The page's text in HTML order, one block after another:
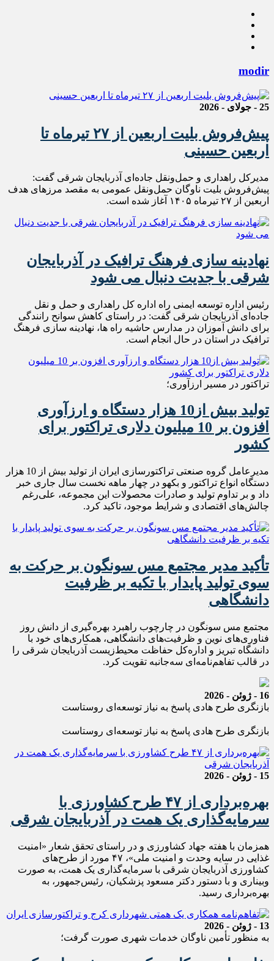
modir
25 - جولای - 2026
پیش‌فروش بلیت اربعین از ۲۷ تیرماه تا
اربعین حسینی
مدیرکل راهداری و حمل‌ونقل جاده‌ای آذربایجان شرقی گفت:
پیش‌فروش بلیت ناوگان حمل‌ونقل عمومی به مقصد مرزهای هدف
اربعین از ۲۷ تیرماه ۱۴۰۵ آغاز شده است.
نهادینه سازی فرهنگ ترافیک در آذربایجان
شرقی با جدیت دنبال می شود
رئیس اداره توسعه ایمنی راه اداره کل راهداری و حمل و نقل
جاده‌ای آذربایجان شرقی گفت: در راستای کاهش سوانح رانندگی
برای دانش آموزان در مدارس حاشیه راه ها، نهادینه سازی فرهنگ
ترافیک در استان در حال انجام است.
تراکتور در مسیر ارزآوری؛
تولید بیش از10 هزار دستگاه و ارزآوری
افزون بر 10 میلیون دلاری تراکتور برای
کشور
مدیرعامل گروه صنعتی تراکتورسازی ایران از تولید بیش از 10 هزار
دستگاه انواع تراکتور و بکهو در چهار ماهه نخست سال جاری خبر
داد و بر تداوم تولید و صادرات محصولات این مجموعه، علی‌رغم
چالش‌های اقتصادی و شرایط موجود، تاکید کرد.
تأکید مدیر مجتمع مس سونگون بر حرکت به
سوی تولید پایدار با تکیه بر ظرفیت
دانشگاهی
مجتمع مس سونگون در چارچوب راهبرد بهره‌گیری از دانش روز
فناوری‌های نوین و ظرفیت‌های دانشگاهی، همکاری‌های خود با
دانشگاه تبریز و اداره‌کل حفاظت محیط‌زیست آذربایجان شرقی را
در قالب تفاهم‌نامه‌ای سه‌جانبه تقویت کرد.
16 - ژوئن - 2026
بازنگری طرح‌ هادی پاسخ به نیاز توسعه‌ای روستاست
بازنگری طرح‌ هادی پاسخ به نیاز توسعه‌ای روستاست
15 - ژوئن - 2026
بهره‌برداری از ۴۷ طرح کشاورزی با
سرمایه‌گذاری یک همت در آذربایجان شرقی
همزمان با هفته جهاد کشاورزی و در راستای تحقق شعار «امنیت
غذایی در سایه وحدت و امنیت ملی»، ۴۷ مورد از طرح‌های
کشاورزی آذربایجان شرقی با سرمایه‌گذاری یک همت، به صورت
وبیناری و با دستور دکتر مسعود پزشکیان، رئیس‌جمهور، به
بهره‌برداری رسید.
13 - ژوئن - 2026
به منظور تأمین ناوگان خدمات شهری صورت گرفت؛